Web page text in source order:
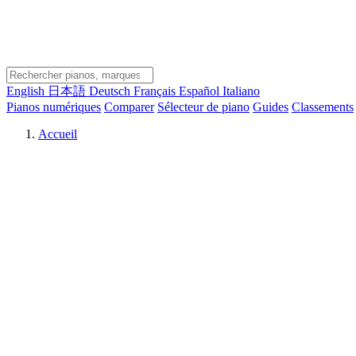
English 日本語 Deutsch Français Español Italiano
Pianos numériques Comparer Sélecteur de piano Guides Classements
Accueil